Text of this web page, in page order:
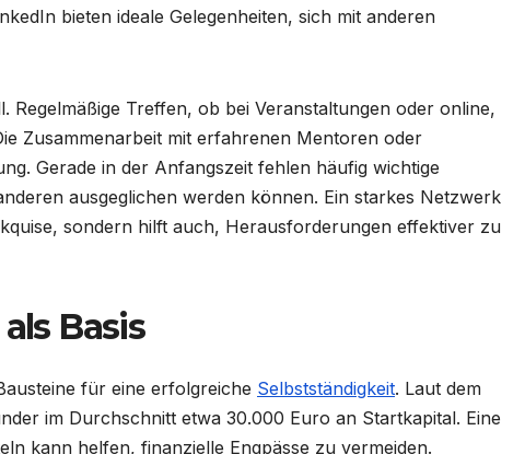
bieten ideale Gelegenheiten, sich mit anderen
Regelmäßige Treffen, ob bei Veranstaltungen oder online,
Zusammenarbeit mit erfahrenen Mentoren oder
Gerade in der Anfangszeit fehlen häufig wichtige
ausgeglichen werden können. Ein starkes Netzwerk
sondern hilft auch, Herausforderungen effektiver zu
Basis
für eine erfolgreiche Selbstständigkeit. Laut dem
im Durchschnitt etwa 30.000 Euro an Startkapital. Eine
kann helfen, finanzielle Engpässe zu vermeiden.